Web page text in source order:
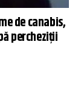
de canabis,
percheziţii